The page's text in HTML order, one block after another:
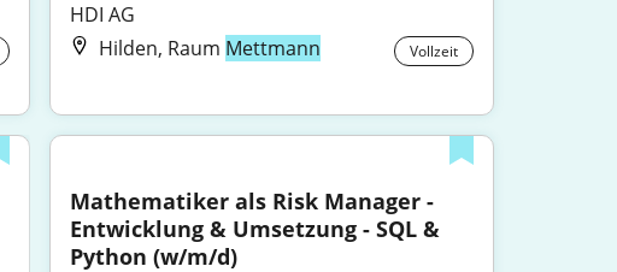
HDI AG
Hilden, Raum Mettmann Vollzeit
Mathematiker als Risk Manager -
Entwicklung & Umsetzung - SQL &
Python (w/m/d)